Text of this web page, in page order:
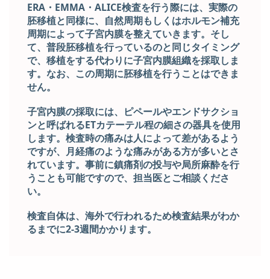
ERA・EMMA・ALICE検査を行う際には、実際の
胚移植と同様に、自然周期もしくはホルモン補充
周期によって子宮内膜を整えていきます。そし
て、普段胚移植を行っているのと同じタイミング
で、移植をする代わりに子宮内膜組織を採取しま
す。なお、この周期に胚移植を行うことはできま
せん。
子宮内膜の採取には、ピペールやエンドサクショ
ンと呼ばれるETカテーテル程の細さの器具を使用
します。検査時の痛みは人によって差があるよう
ですが、月経痛のような痛みがある方が多いとさ
れています。 事前に鎮痛剤の投与や局所麻酔を行
うことも可能ですので、担当医とご相談くださ
い。
検査自体は、海外で行われるため検査結果がわか
るまでに2-3週間かかります。